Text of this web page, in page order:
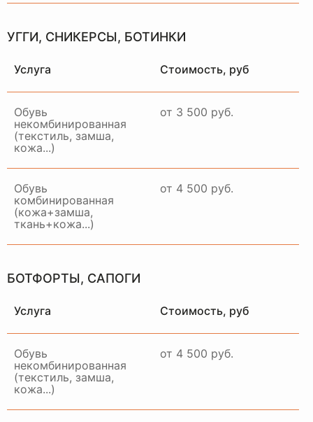
УГГИ, СНИКЕРСЫ, БОТИНКИ
Услуга Стоимость, руб
Обувь
некомбинированная
(текстиль, замша,
кожа...)
от 3 500 руб.
Обувь
комбинированная
(кожа+замша,
ткань+кожа...)
от 4 500 руб.
БОТФОРТЫ, САПОГИ
Услуга Стоимость, руб
Обувь
некомбинированная
(текстиль, замша,
кожа...)
от 4 500 руб.